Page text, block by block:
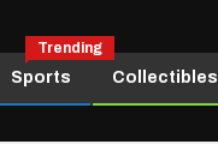
Sports
Trending
Collectibles